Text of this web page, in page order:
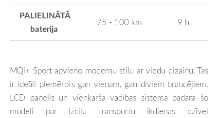
PALIELINĀTĀ
baterija
75 - 100 km 9 h
MQi+ Sport apvieno modernu stilu ar viedu dizainu. Tas
ir ideāli piemērots gan vienam, gan diviem braucējiem.
LCD panelis un vienkāršā vadības sistēma padara šo
modeli par izcilu transportu ikdienas dzīvei